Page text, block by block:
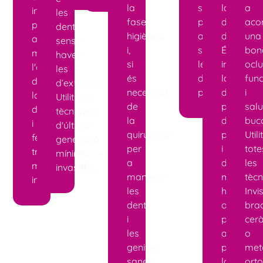
intentant
preservar
al
màxim
l'estructura
de
la
dent
i
fent
tractaments
mínimament
invasius.
les
dents
sense
haver-
les
d’extreure.
Utilitzem
tècniques
d'última
generació
mínimament
invasives.
la
fase
higiènica
i,
si
és
necessari,
de
la
quirúrgica
per
a
mantenir
les
dents
i
les
genives
solució
per
a
substituir
les
dents
perdudes.
la
dentició
definitiva.
És
la
detecció
precoç
de
i
de
mals
hàbits
orals
per
a
poder-
a
una
i
les
o